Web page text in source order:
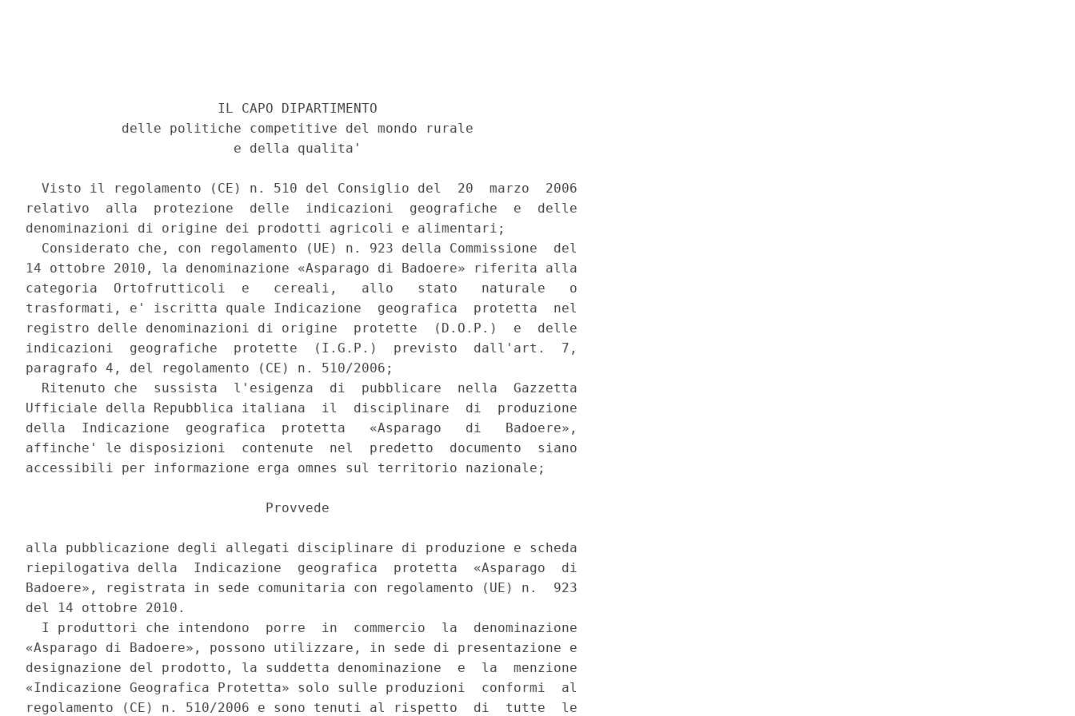
                        IL CAPO DIPARTIMENTO
            delle politiche competitive del mondo rurale
                          e della qualita'
  Visto il regolamento (CE) n. 510 del Consiglio del  20  marzo  2006
relativo  alla  protezione  delle  indicazioni  geografiche  e  delle
denominazioni di origine dei prodotti agricoli e alimentari;
  Considerato che, con regolamento (UE) n. 923 della Commissione  del
14 ottobre 2010, la denominazione «Asparago di Badoere» riferita alla
categoria  Ortofrutticoli  e   cereali,   allo   stato   naturale   o
trasformati, e' iscritta quale Indicazione  geografica  protetta  nel
registro delle denominazioni di origine  protette  (D.O.P.)  e  delle
indicazioni  geografiche  protette  (I.G.P.)  previsto  dall'art.  7,
paragrafo 4, del regolamento (CE) n. 510/2006;
  Ritenuto che  sussista  l'esigenza  di  pubblicare  nella  Gazzetta
Ufficiale della Repubblica italiana  il  disciplinare  di  produzione
della  Indicazione  geografica  protetta   «Asparago   di   Badoere»,
affinche' le disposizioni  contenute  nel  predetto  documento  siano
accessibili per informazione erga omnes sul territorio nazionale;
                              Provvede
alla pubblicazione degli allegati disciplinare di produzione e scheda
riepilogativa della  Indicazione  geografica  protetta  «Asparago  di
Badoere», registrata in sede comunitaria con regolamento (UE) n.  923
del 14 ottobre 2010.
  I produttori che intendono  porre  in  commercio  la  denominazione
«Asparago di Badoere», possono utilizzare, in sede di presentazione e
designazione del prodotto, la suddetta denominazione  e  la  menzione
«Indicazione Geografica Protetta» solo sulle produzioni  conformi  al
regolamento (CE) n. 510/2006 e sono tenuti al rispetto  di  tutte  le